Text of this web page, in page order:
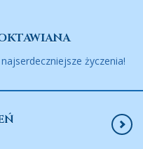
życzenia!